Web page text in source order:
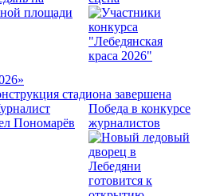
стадиона завершена
Победа в конкурсе
журналистов